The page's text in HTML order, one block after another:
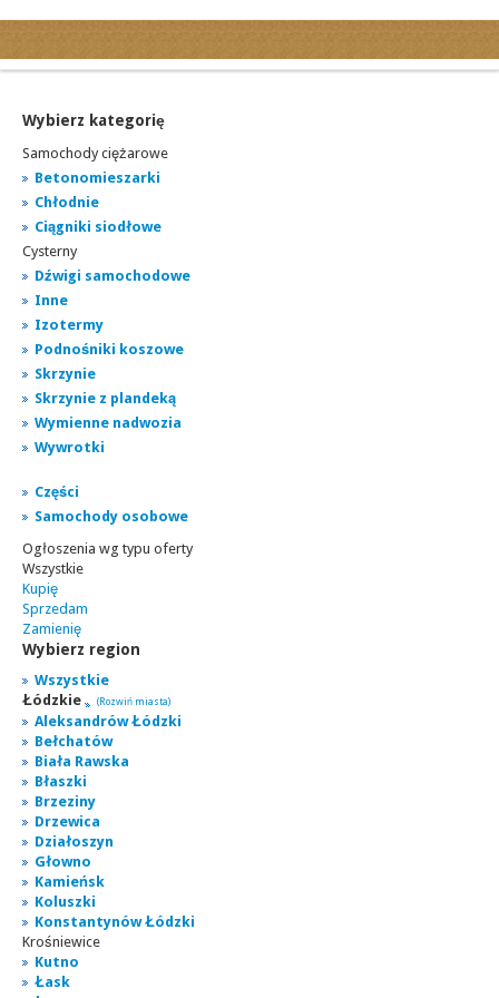
Ogłoszenia motoryzacyjne
Ogłoszenia nieruchomości
Ogłoszenia praca
Ogłoszenia turystyka
Ogłoszenia towarzyskie
Regiony
miasta...
Wybierz kategorię
Samochody ciężarowe
Betonomieszarki
Chłodnie
Ciągniki siodłowe
Cysterny
Dźwigi samochodowe
Inne
Izotermy
Podnośniki koszowe
Skrzynie
Skrzynie z plandeką
Wymienne nadwozia
Wywrotki
Części
Samochody osobowe
Ogłoszenia wg typu oferty
Wszystkie
Kupię
Sprzedam
Zamienię
Wybierz region
Wszystkie
Łódzkie
(Rozwiń miasta)
Aleksandrów Łódzki
Bełchatów
Biała Rawska
Błaszki
Brzeziny
Drzewica
Działoszyn
Głowno
Kamieńsk
Koluszki
Konstantynów Łódzki
Krośniewice
Kutno
Łask